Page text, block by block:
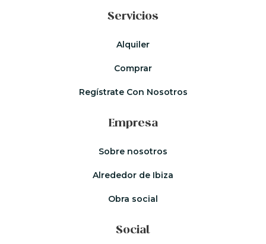
Servicios
Alquiler
Comprar
Regístrate Con Nosotros
Empresa
Sobre nosotros
Alrededor de Ibiza
Obra social
Social